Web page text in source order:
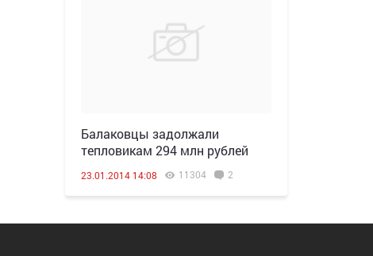
Балаковцы задолжали
тепловикам 294 млн рублей
23.01.2014 14:08 11304 2